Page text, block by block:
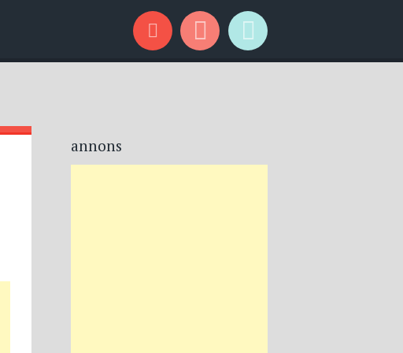
annons